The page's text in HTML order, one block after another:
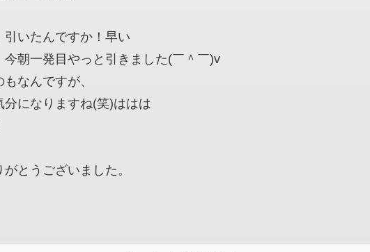
引いたんですか！早い
今朝一発目やっと引きました(￣＾￣)v
なんですが、
分になりますね(笑)ははは
とうございました。